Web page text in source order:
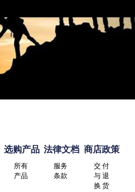
选购产品
所有
产品
商店政策
交 付
与 退
换 货
法律文档
服务
条款